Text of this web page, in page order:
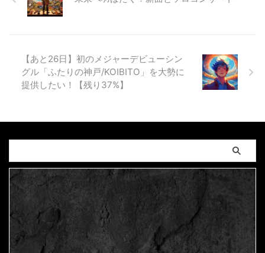
【あと26日】初のメジャーデビューシン
グル「ふたりの神戸/KOIBITO」を大勢に
提供したい！【残り37%】